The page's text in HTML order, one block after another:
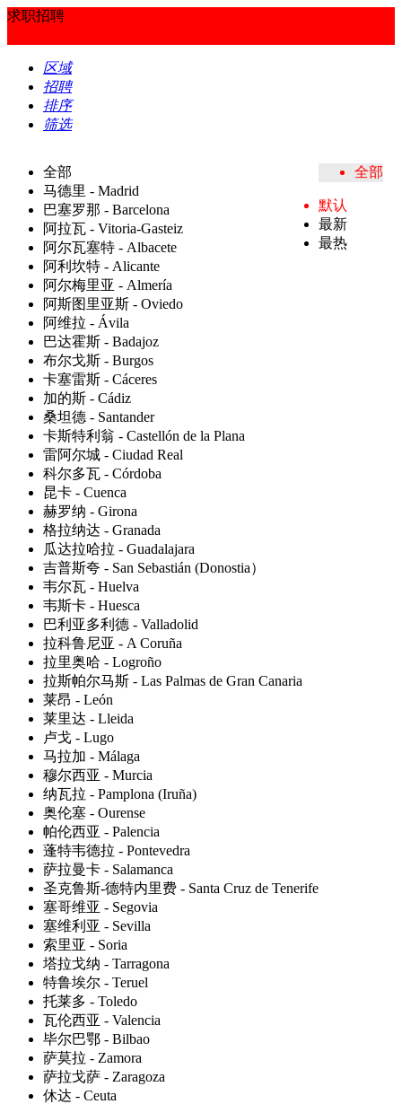
求职招聘
区域
招聘
排序
筛选
全部
马德里 - Madrid
巴塞罗那 - Barcelona
阿拉瓦 - Vitoria-Gasteiz
阿尔瓦塞特 - Albacete
阿利坎特 - Alicante
阿尔梅里亚 - Almería
阿斯图里亚斯 - Oviedo
阿维拉 - Ávila
巴达霍斯 - Badajoz
布尔戈斯 - Burgos
卡塞雷斯 - Cáceres
加的斯 - Cádiz
桑坦德 - Santander
卡斯特利翁 - Castellón de la Plana
雷阿尔城 - Ciudad Real
科尔多瓦 - Córdoba
昆卡 - Cuenca
赫罗纳 - Girona
格拉纳达 - Granada
瓜达拉哈拉 - Guadalajara
吉普斯夸 - San Sebastián (Donostia）
韦尔瓦 - Huelva
韦斯卡 - Huesca
巴利亚多利德 - Valladolid
拉科鲁尼亚 - A Coruña
拉里奥哈 - Logroño
拉斯帕尔马斯 - Las Palmas de Gran Canaria
莱昂 - León
莱里达 - Lleida
卢戈 - Lugo
马拉加 - Málaga
穆尔西亚 - Murcia
纳瓦拉 - Pamplona (Iruña)
奥伦塞 - Ourense
帕伦西亚 - Palencia
蓬特韦德拉 - Pontevedra
萨拉曼卡 - Salamanca
圣克鲁斯-德特内里费 - Santa Cruz de Tenerife
塞哥维亚 - Segovia
塞维利亚 - Sevilla
索里亚 - Soria
塔拉戈纳 - Tarragona
特鲁埃尔 - Teruel
托莱多 - Toledo
瓦伦西亚 - Valencia
毕尔巴鄂 - Bilbao
萨莫拉 - Zamora
萨拉戈萨 - Zaragoza
休达 - Ceuta
全部
默认
最新
最热